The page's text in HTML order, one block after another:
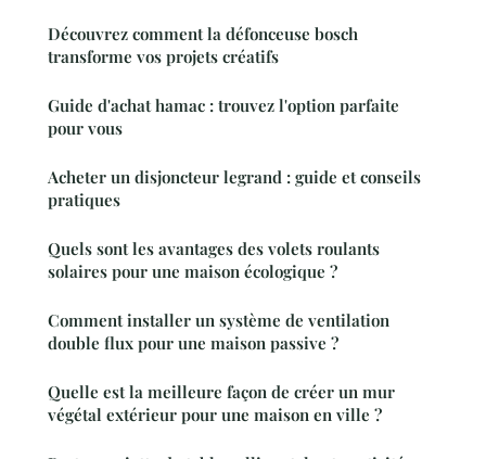
Découvrez comment la défonceuse bosch
transforme vos projets créatifs
Guide d'achat hamac : trouvez l'option parfaite
pour vous
Acheter un disjoncteur legrand : guide et conseils
pratiques
Quels sont les avantages des volets roulants
solaires pour une maison écologique ?
Comment installer un système de ventilation
double flux pour une maison passive ?
Quelle est la meilleure façon de créer un mur
végétal extérieur pour une maison en ville ?